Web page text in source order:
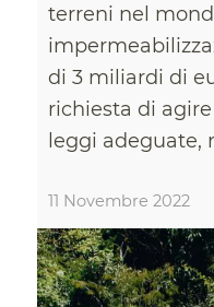
terreni nel
di 3 miliardi di
richiesta di
leggi adeguate,
11 Novembre 2022